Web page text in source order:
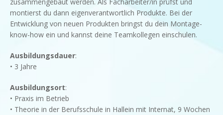
montierst du dann eigenverantwortlich Produkte. Bei der
Entwicklung von neuen Produkten bringst du dein Montage-
know-how ein und kannst deine Teamkollegen einschulen.
Ausbildungsdauer:
• 3 Jahre
Ausbildungsort:
• Praxis im Betrieb
• Theorie in der Berufsschule in Hallein mit Internat, 9 Wochen